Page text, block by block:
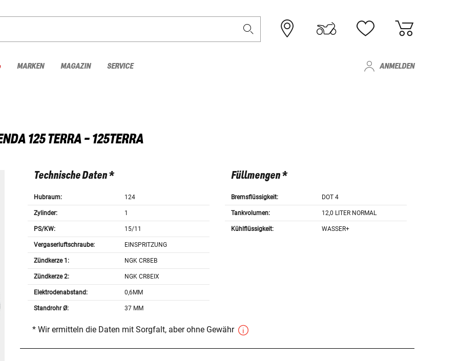
MARKEN MAGAZIN SERVICE ANMELDEN
125 TERRA - 125TERRA
Technische Daten *
Hubraum: 124
Zylinder: 1
PS/KW: 15/11
Vergaserluftschraube: EINSPRITZUNG
Zündkerze 1: NGK CR8EB
Zündkerze 2: NGK CR8EIX
Elektrodenabstand: 0,6MM
Standrohr Ø: 37 MM
Füllmengen *
Bremsflüssigkeit: DOT 4
Tankvolumen: 12,0 LITER NORMAL
Kühlflüssigkeit: WASSER+
* Wir ermitteln die Daten mit Sorgfalt, aber ohne Gewähr